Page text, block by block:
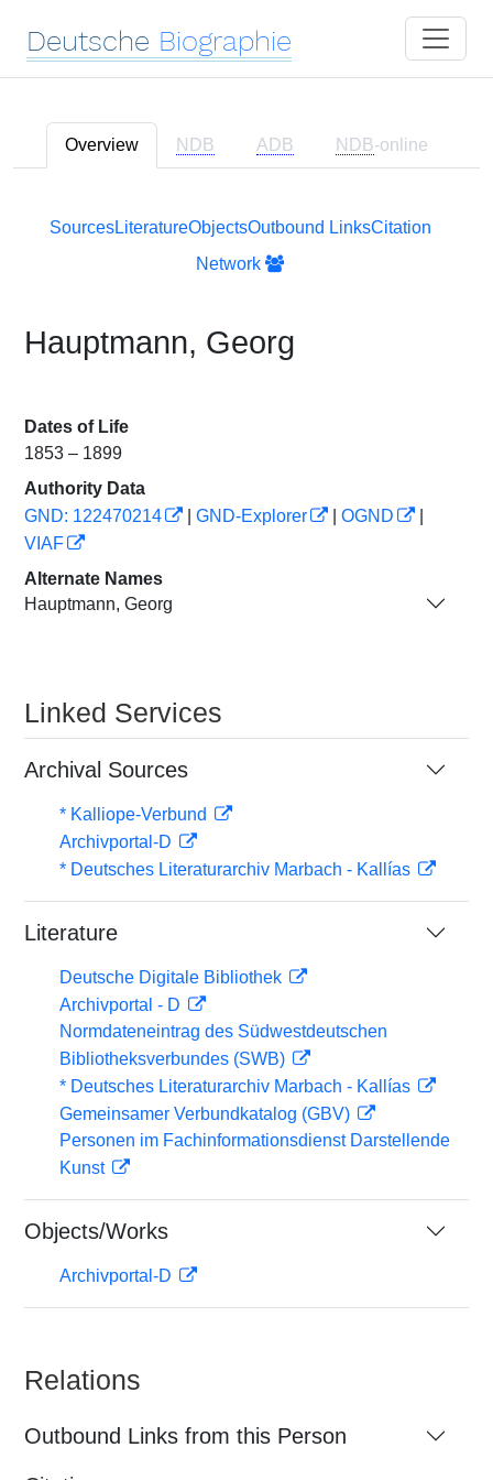
Deutsche Biographie
Overview NDB ADB NDB-online
SourcesLiteratureObjectsOutbound LinksCitation
Network
Hauptmann, Georg
Dates of Life
1853 – 1899
Authority Data
GND: 122470214
GND-Explorer OGND
VIAF
Alternate Names
Hauptmann, Georg
Linked Services
Archival Sources
* Kalliope-Verbund
Archivportal-D
* Deutsches Literaturarchiv Marbach - Kallías
Literature
Deutsche Digitale Bibliothek
Archivportal - D
Normdateneintrag des Südwestdeutschen
Bibliotheksverbundes (SWB)
* Deutsches Literaturarchiv Marbach - Kallías
Gemeinsamer Verbundkatalog (GBV)
Personen im Fachinformationsdienst Darstellende
Kunst
Objects/Works
Archivportal-D
Relations
Outbound Links from this Person